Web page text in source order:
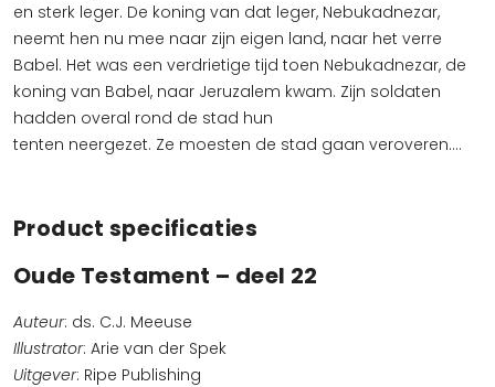
en sterk leger. De koning van dat leger, Nebukadnezar,
neemt hen nu mee naar zijn eigen land, naar het verre
Babel. Het was een verdrietige tijd toen Nebukadnezar, de
koning van Babel, naar Jeruzalem kwam. Zijn soldaten
hadden overal rond de stad hun
tenten neergezet. Ze moesten de stad gaan veroveren….
Product specificaties
Oude Testament – deel 22
Auteur: ds. C.J. Meeuse
Illustrator: Arie van der Spek
Uitgever: Ripe Publishing